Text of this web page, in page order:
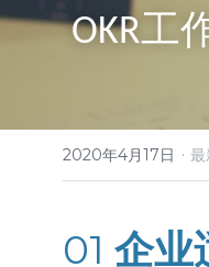
OKR工
2020年4月17日 · 最
01 企业